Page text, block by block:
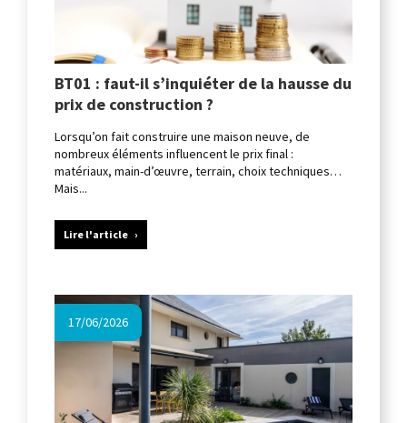
BT01 : faut-il s’inquiéter de la hausse du
prix de construction ?
Lorsqu’on fait construire une maison neuve, de
nombreux éléments influencent le prix final :
matériaux, main-d’œuvre, terrain, choix techniques…
Mais...
Lire l'article
17/06/2026